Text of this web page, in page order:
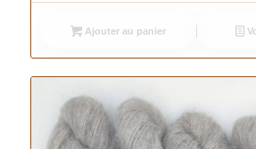
Ajouter au panier